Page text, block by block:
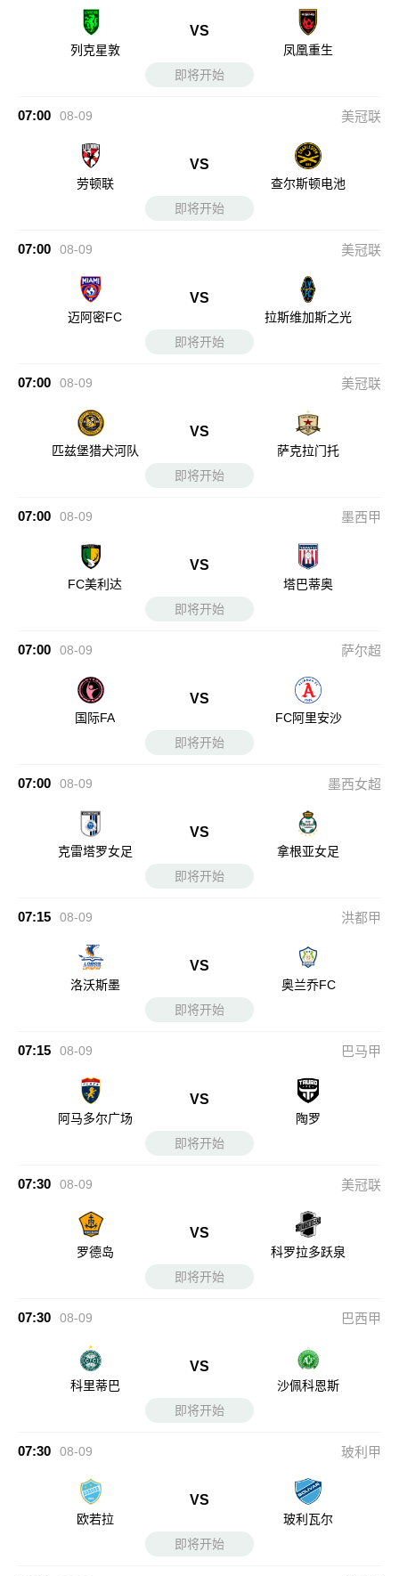
列克星敦
VS
凤凰重生
即将开始
07:00 08-09 美冠联
劳顿联
VS
查尔斯顿电池
即将开始
07:00 08-09 美冠联
迈阿密FC
VS
拉斯维加斯之光
即将开始
07:00 08-09 美冠联
匹兹堡猎犬河队
VS
萨克拉门托
即将开始
07:00 08-09 墨西甲
FC美利达
VS
塔巴蒂奥
即将开始
07:00 08-09 萨尔超
国际FA
VS
FC阿里安沙
即将开始
07:00 08-09 墨西女超
克雷塔罗女足
VS
拿根亚女足
即将开始
07:15 08-09 洪都甲
洛沃斯墨
VS
奥兰乔FC
即将开始
07:15 08-09 巴马甲
阿马多尔广场
VS
陶罗
即将开始
07:30 08-09 美冠联
罗德岛
VS
科罗拉多跃泉
即将开始
07:30 08-09 巴西甲
科里蒂巴
VS
沙佩科恩斯
即将开始
07:30 08-09 玻利甲
欧若拉
VS
玻利瓦尔
即将开始